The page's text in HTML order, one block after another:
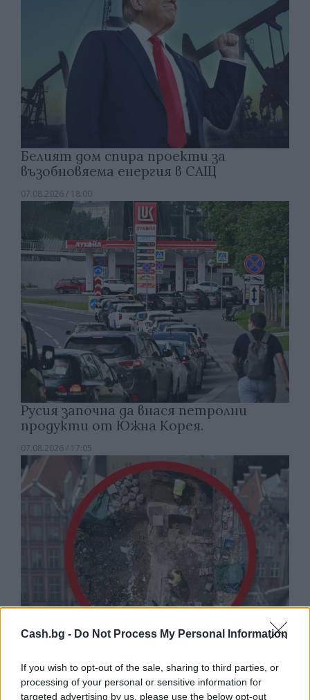
Cash.bg - Do Not Process My Personal Information
If you wish to opt-out of the sale, sharing to third parties, or
processing of your personal or sensitive information for
targeted advertising by us, please use the below opt-out
Белият дом спира проекти за
възобновяема енергия в САЩ
07.08.2026 / 18:00
Русия започна да внася петролни
продукти от Южна Корея.
07.08.2026 / 17:05
Древен храм на почти 900 години
откриха под кафене за сладолед в
Полша